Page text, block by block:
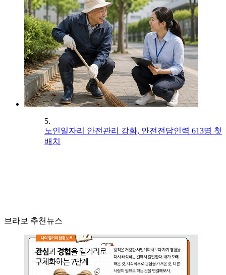
5.
노인일자리 안전관리 강화, 안전전담인력 613명 첫
배치
브라보 추천뉴스